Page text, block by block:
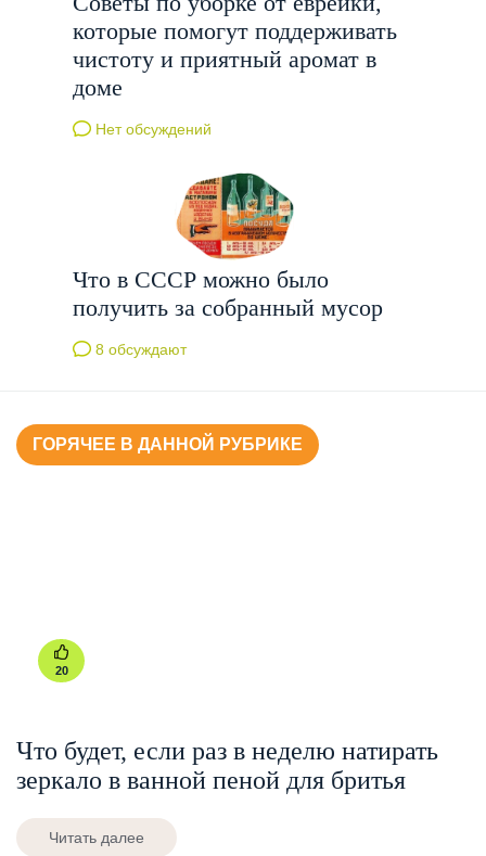
которые помогут поддерживать
чистоту и приятный аромат в
доме
Нет обсуждений
Что в СССР можно было
получить за собранный мусор
8 обсуждают
ГОРЯЧЕЕ В ДАННОЙ РУБРИКЕ
20
Что будет, если раз в неделю натирать
зеркало в ванной пеной для бритья
Читать далее